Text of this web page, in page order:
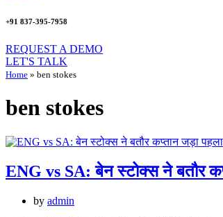
+91 837-395-7958
REQUEST A DEMO​
LET'S TALK
Home » ben stokes
ben stokes
ENG vs SA: बेन स्टोक्स ने बतौर
by admin